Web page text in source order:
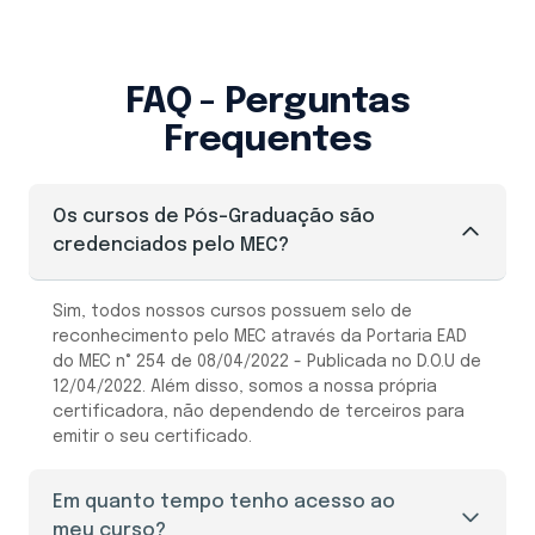
FAQ - Perguntas
Frequentes
Os cursos de Pós-Graduação são
credenciados pelo MEC?
Sim, todos nossos cursos possuem selo de
reconhecimento pelo MEC através da Portaria EAD
do MEC n° 254 de 08/04/2022 - Publicada no D.O.U de
12/04/2022. Além disso, somos a nossa própria
certificadora, não dependendo de terceiros para
emitir o seu certificado.
Em quanto tempo tenho acesso ao
meu curso?